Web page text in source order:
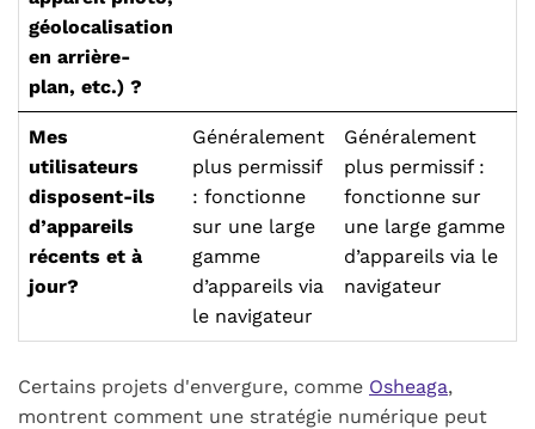
géolocalisation
en arrière-
plan, etc.) ?
Mes
utilisateurs
disposent-ils
d’appareils
récents et à
jour?
Généralement
plus permissif
: fonctionne
sur une large
gamme
d’appareils via
le navigateur
Généralement
plus permissif :
fonctionne sur
une large gamme
d’appareils via le
navigateur
Certains projets d'envergure, comme Osheaga,
montrent comment une stratégie numérique peut